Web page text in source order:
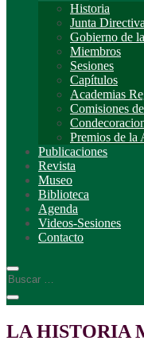
Historia
Junta Directiva
Gobierno de
Miembros
Sesiones
Capítulos
Academias
Comisiones
Premios de la
Publicaciones
Revista
Museo
Biblioteca
Agenda
Videos-Sesiones
Contacto
LA HISTORIA